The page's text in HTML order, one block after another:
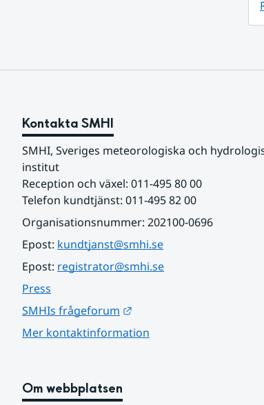
Kontakta SMHI
SMHI, Sveriges meteorologiska och
institut
Reception och växel: 011-495 80 00
Telefon kundtjänst: 011-495 82 00
Organisationsnummer: 202100-0696
Epost: kundtjanst@smhi.se
Epost: registrator@smhi.se
Press
SMHIs frågeforum
Mer kontaktinformation
Om webbplatsen